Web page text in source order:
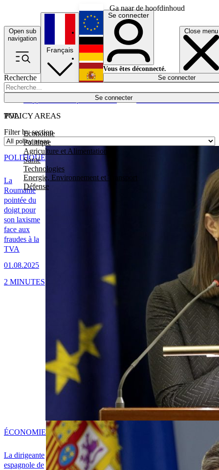
Ga naar de hoofdinhoud
Open sub
navigation
Close menu
Recherche
Se connecter
POLICY AREAS
Economie
Politique
Agriculture et Alimentation
Santé
Technologies
Energie, Environnement et Transport
Défense
Économie
Français
English
Deutsch
Español
Se connecter
Vous êtes déconnecté.
Se connecter
TVA
Filter by section
La
Roumanie
pointée du
doigt pour
son laxisme
face aux
fraudes à la
TVA
01.08.2025
POLITIQUE
2 MINUTES
La dirigeante
espagnole de
ÉCONOMIE